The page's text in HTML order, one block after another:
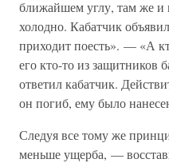
ближайшем углу, там же и
холодно. Кабатчик
приходит поесть». — «А
его кто-то из
ответил кабатчик.
он погиб, ему было
Следуя все тому же
меньше ущерба, —